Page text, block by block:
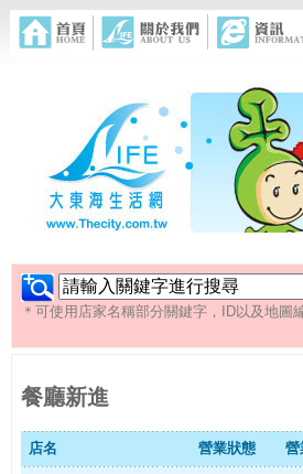
＊可使用店家名稱部分關鍵字，ID以及地圖
餐廳新進
店名 營業狀態 營